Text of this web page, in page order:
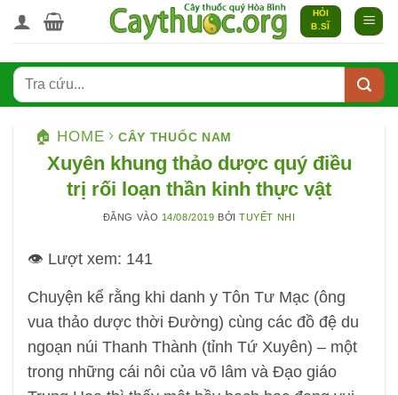
qua
dung
HỎI
B.SĨ
🏠 HOME CÂY THUỐC NAM
Xuyên khung thảo dược quý điều
trị rối loạn thần kinh thực vật
ĐĂNG VÀO 14/08/2019 BỞITUYẾT NHI
👁️ Lượt xem: 141
Chuyện kể rằng khi danh y Tôn Tư Mạc (ông
vua thảo dược thời Đường) cùng các đồ đệ du
ngoạn núi Thanh Thành (tỉnh Tứ Xuyên) – một
trong những cái nôi của võ lâm và Đạo giáo